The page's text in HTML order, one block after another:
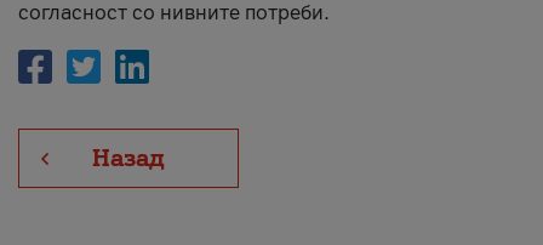
согласност со нивните потреби.
Назад